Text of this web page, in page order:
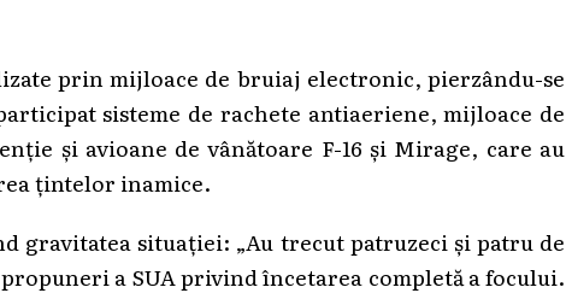
prin mijloace de bruiaj electronic, pierzându-se
sisteme de rachete antiaeriene, mijloace de
și avioane de vânătoare F-16 și Mirage, care au
țintelor inamice.
gravitatea situației: „Au trecut patruzeci și patru de
a SUA privind încetarea completă a focului.